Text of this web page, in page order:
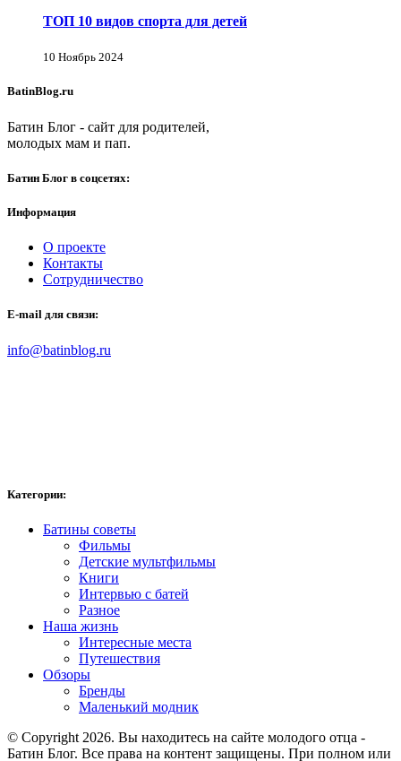
ТОП 10 видов спорта для детей
10 Ноябрь 2024
BatinBlog.ru
Батин Блог - сайт для родителей,
молодых мам и пап.
Батин Блог в соцсетях:
Информация
О проекте
Контакты
Сотрудничество
E-mail для связи:
info@batinblog.ru
Категории:
Батины советы
Фильмы
Детские мультфильмы
Книги
Интервью с батей
Разное
Наша жизнь
Интересные места
Путешествия
Обзоры
Бренды
Маленький модник
© Copyright 2026. Вы находитесь на сайте молодого отца -
Батин Блог. Все права на контент защищены. При полном или